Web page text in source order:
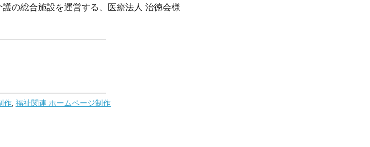
の総合施設を運営する、医療法人 治徳会様
作, 福祉関連 ホームページ制作